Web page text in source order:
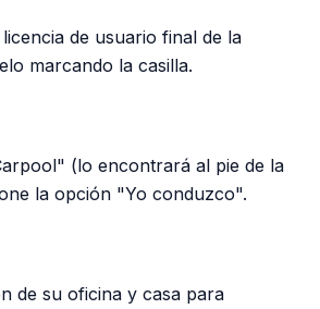
de usuario final de la
marcando la casilla.
(lo encontrará al pie de la
la opción "Yo conduzco".
de su oficina y casa para